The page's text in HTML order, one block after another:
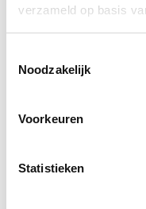
verzameld op basis
Noodzakelijk
Voorkeuren
Statistieken